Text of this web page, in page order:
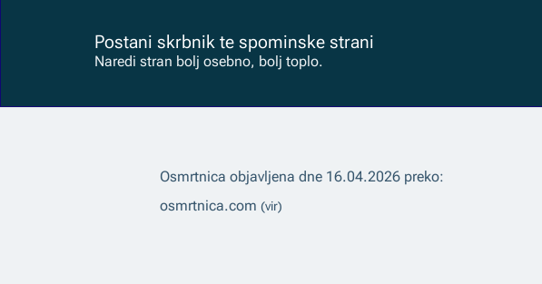
Postani skrbnik te spominske strani
Naredi stran bolj osebno, bolj toplo.
Osmrtnica objavljena dne 16.04.2026 preko:
osmrtnica.com (vir)